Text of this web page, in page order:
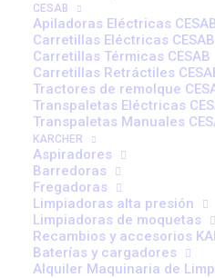
CESAB
Apiladoras Eléctricas
Carretillas Eléctricas CESAB
Carretillas Térmicas CESAB
Carretillas Retráctiles
Tractores de remolque
Transpaletas Eléctricas
Transpaletas Manuales
KARCHER
Aspiradores
Barredoras
Fregadoras
Limpiadoras alta presión
Limpiadoras de moquetas
Recambios y accesorios
Baterías y cargadores
Alquiler Maquinaria de
La falta de reciclaje en
suele detectarse antes de
automatizados, pequeños
maquinaria. Este artículo
esas señales en tu
formación según UNE
reduce riesgos, sino que
del almacén.
La mayoría de los